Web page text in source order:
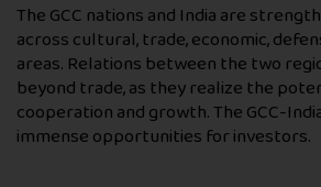
The GCC nations and India are
across cultural, trade, economic,
areas. Relations between the two
beyond trade, as they realize the
cooperation and growth. The GCC-
immense opportunities for investors.